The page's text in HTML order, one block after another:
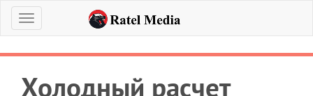
Меню
Холодный расчет